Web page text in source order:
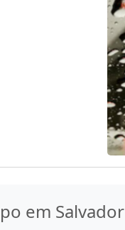
em Salvador